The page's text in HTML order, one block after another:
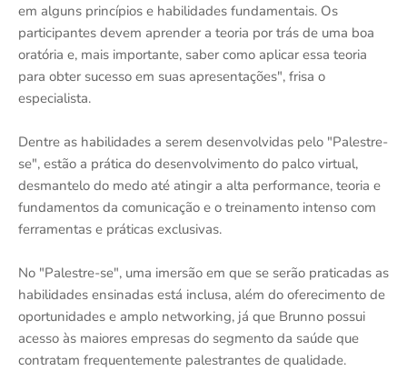
em alguns princípios e habilidades fundamentais. Os
participantes devem aprender a teoria por trás de uma boa
oratória e, mais importante, saber como aplicar essa teoria
para obter sucesso em suas apresentações", frisa o
especialista.
Dentre as habilidades a serem desenvolvidas pelo "Palestre-
se", estão a prática do desenvolvimento do palco virtual,
desmantelo do medo até atingir a alta performance, teoria e
fundamentos da comunicação e o treinamento intenso com
ferramentas e práticas exclusivas.
No "Palestre-se", uma imersão em que se serão praticadas as
habilidades ensinadas está inclusa, além do oferecimento de
oportunidades e amplo networking, já que Brunno possui
acesso às maiores empresas do segmento da saúde que
contratam frequentemente palestrantes de qualidade.